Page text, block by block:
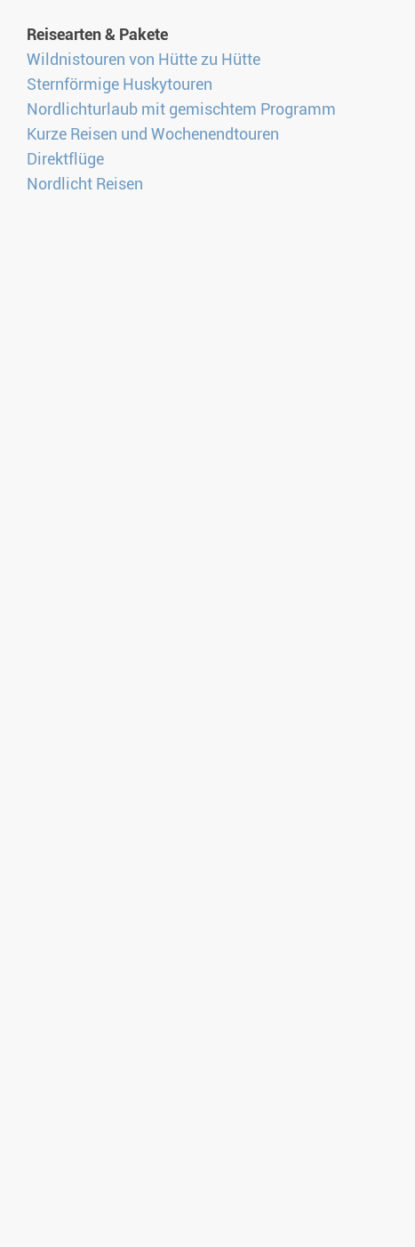
Reisearten & Pakete
Wildnistouren von Hütte zu Hütte
Sternförmige Huskytouren
Nordlichturlaub mit gemischtem Programm
Kurze Reisen und Wochenendtouren
Direktflüge
Nordlicht Reisen